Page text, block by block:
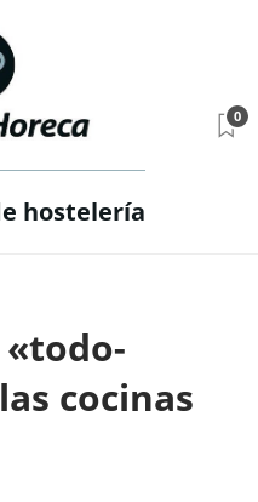
hostelería
0
«todo-
cocinas